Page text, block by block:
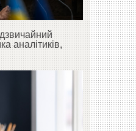
аналітиків,